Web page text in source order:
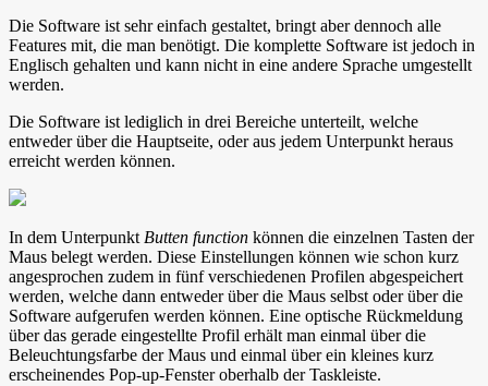
Die Software ist sehr einfach gestaltet, bringt aber dennoch alle
Features mit, die man benötigt. Die komplette Software ist jedoch in
Englisch gehalten und kann nicht in eine andere Sprache umgestellt
werden.
Die Software ist lediglich in drei Bereiche unterteilt, welche
entweder über die Hauptseite, oder aus jedem Unterpunkt heraus
erreicht werden können.
In dem UnterpunktButten function können die einzelnen Tasten der
Maus belegt werden. Diese Einstellungen können wie schon kurz
angesprochen zudem in fünf verschiedenen Profilen abgespeichert
werden, welche dann entweder über die Maus selbst oder über die
Software aufgerufen werden können. Eine optische Rückmeldung
über das gerade eingestellte Profil erhält man einmal über die
Beleuchtungsfarbe der Maus und einmal über ein kleines kurz
erscheinendes Pop-up-Fenster oberhalb der Taskleiste.